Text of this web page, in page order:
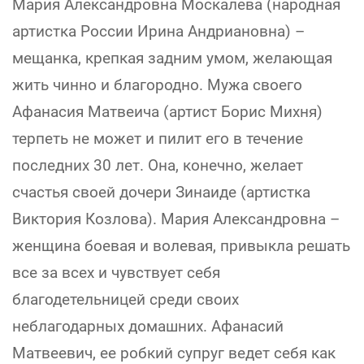
Мария Александровна Москалева (народная
артистка России Ирина Андриановна) –
мещанка, крепкая задним умом, желающая
жить чинно и благородно. Мужа своего
Афанасия Матвеича (артист Борис Михня)
терпеть не может и пилит его в течение
последних 30 лет. Она, конечно, желает
счастья своей дочери Зинаиде (артистка
Виктория Козлова). Мария Александровна –
женщина боевая и волевая, привыкла решать
все за всех и чувствует себя
благодетельницей среди своих
неблагодарных домашних. Афанасий
Матвеевич, ее робкий супруг ведет себя как